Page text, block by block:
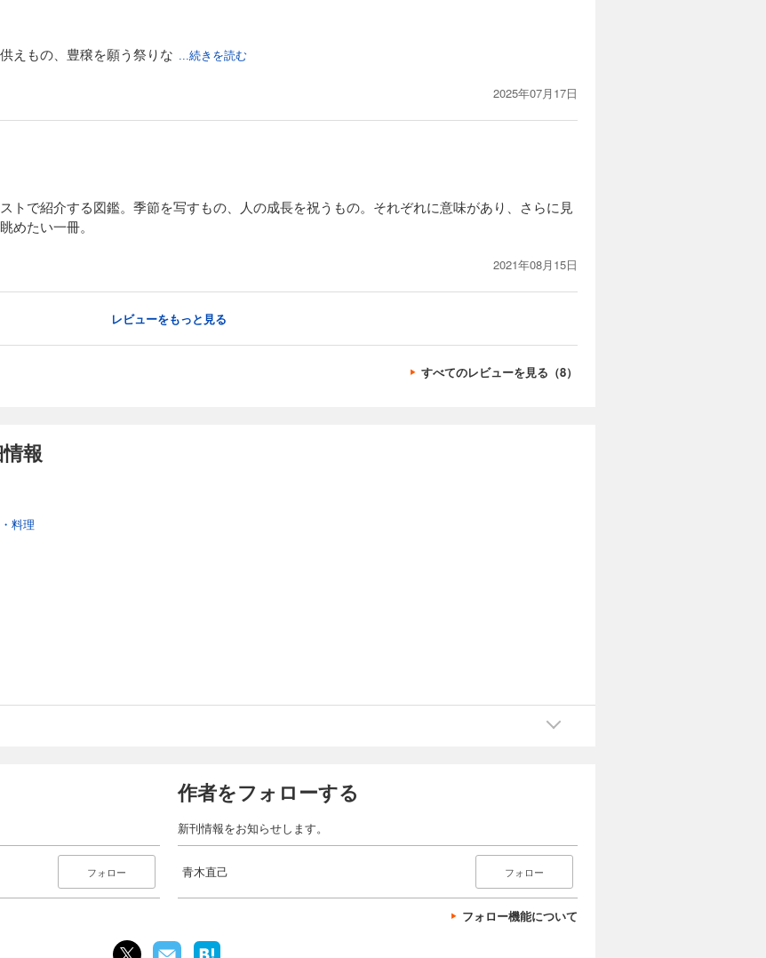
えもの、豊穣を願う祭りな ...続きを読む
2025年07月17日
トで紹介する図鑑。季節を写すもの、人の成長を祝うもの。それぞれに意味があり、さらに見
めたい一冊。
2021年08月15日
レビューをもっと見る
すべてのレビューを見る（8）
報
料理
フォロー
作者をフォローする
新刊情報をお知らせします。
青木直己 フォロー
フォロー機能について